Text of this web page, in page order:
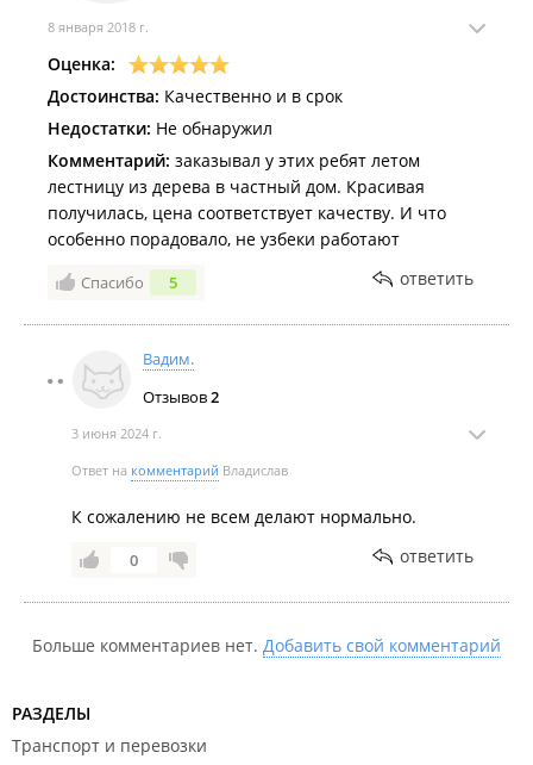
8 января 2018 г.
Оценка:
Достоинства: Качественно и в срок
Недостатки: Не обнаружил
Комментарий: заказывал у этих ребят летом
лестницу из дерева в частный дом. Красивая
получилась, цена соответствует качеству. И что
особенно порадовало, не узбеки работают
Спасибо 5 ответить
Вадим.
Отзывов2
3 июня 2024 г.
Ответ на комментарий Владислав
К сожалению не всем делают нормально.
0 ответить
Больше комментариев нет. Добавить свой комментарий
РАЗДЕЛЫ
Транспорт и перевозки